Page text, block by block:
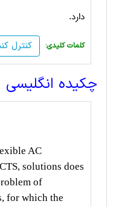
دارد.
کنترل :کلمات کلیدی
چکیده انگلیسی
AC
solutions does
of
for which the